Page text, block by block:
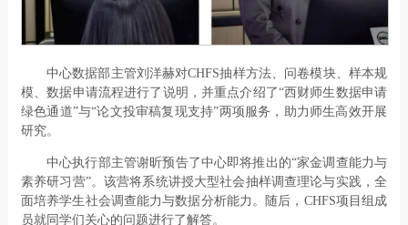
中心数据部主管刘洋赫对CHFS抽样方法、问卷模块、样本规
模、数据申请流程进行了说明，并重点介绍了“西财师生数据申请
绿色通道”与“论文投审稿复现支持”两项服务，助力师生高效开展
研究。
中心执行部主管谢昕预告了中心即将推出的“家金调查能力与
素养研习营”。该营将系统讲授大型社会抽样调查理论与实践，全
面培养学生社会调查能力与数据分析能力。随后，CHFS项目组成
员就同学们关心的问题进行了解答。